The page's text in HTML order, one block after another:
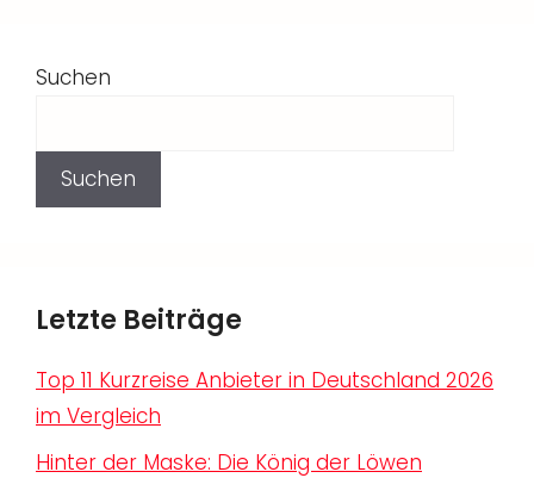
Suchen
Suchen
Letzte Beiträge
Top 11 Kurzreise Anbieter in Deutschland 2026
im Vergleich
Hinter der Maske: Die König der Löwen